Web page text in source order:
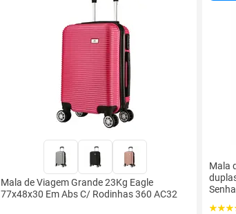
Mala de Viagem Grande 23Kg Eagle
77x48x30 Em Abs C/ Rodinhas 360 AC32
Mala